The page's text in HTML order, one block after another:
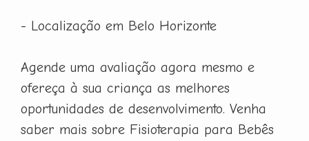
- Localização em Belo Horizonte
Agende uma avaliação agora mesmo e
ofereça à sua criança as melhores
oportunidades de desenvolvimento. Venha
saber mais sobre Fisioterapia para Bebês